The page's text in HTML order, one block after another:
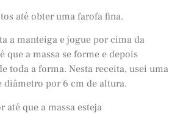
até obter uma farofa fina.
a manteiga e jogue por cima da
que a massa se forme e depois
toda a forma. Nesta receita, usei uma
diâmetro por 6 cm de altura.
até que a massa esteja